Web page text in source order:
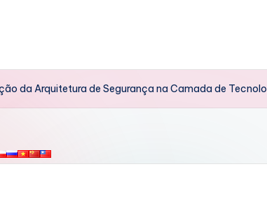
da Arquitetura de Segurança na Camada de